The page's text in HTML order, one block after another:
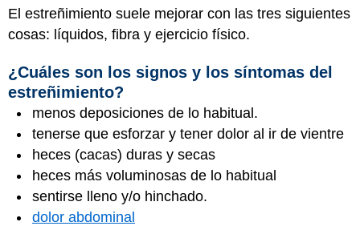
El estreñimiento suele mejorar con las tres siguientes
cosas: líquidos, fibra y ejercicio físico.
¿Cuáles son los signos y los síntomas del
estreñimiento?
menos deposiciones de lo habitual.
tenerse que esforzar y tener dolor al ir de vientre
heces (cacas) duras y secas
heces más voluminosas de lo habitual
sentirse lleno y/o hinchado.
dolor abdominal